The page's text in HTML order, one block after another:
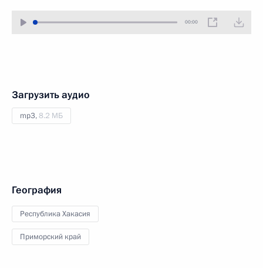
00:00
Загрузить аудио
mp3,8.2 МБ
География
Республика Хакасия
Приморский край